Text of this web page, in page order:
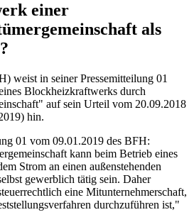
einer
als
weist in seiner Pressemitteilung 01
Blockheizkraftwerks durch
auf sein Urteil vom 20.09.2018
hin.
01 vom 09.01.2019 des BFH:
kann beim Betrieb eines
Strom an einen außenstehenden
gewerblich tätig sein. Daher
eine Mitunternehmerschaft,
durchzuführen ist,"